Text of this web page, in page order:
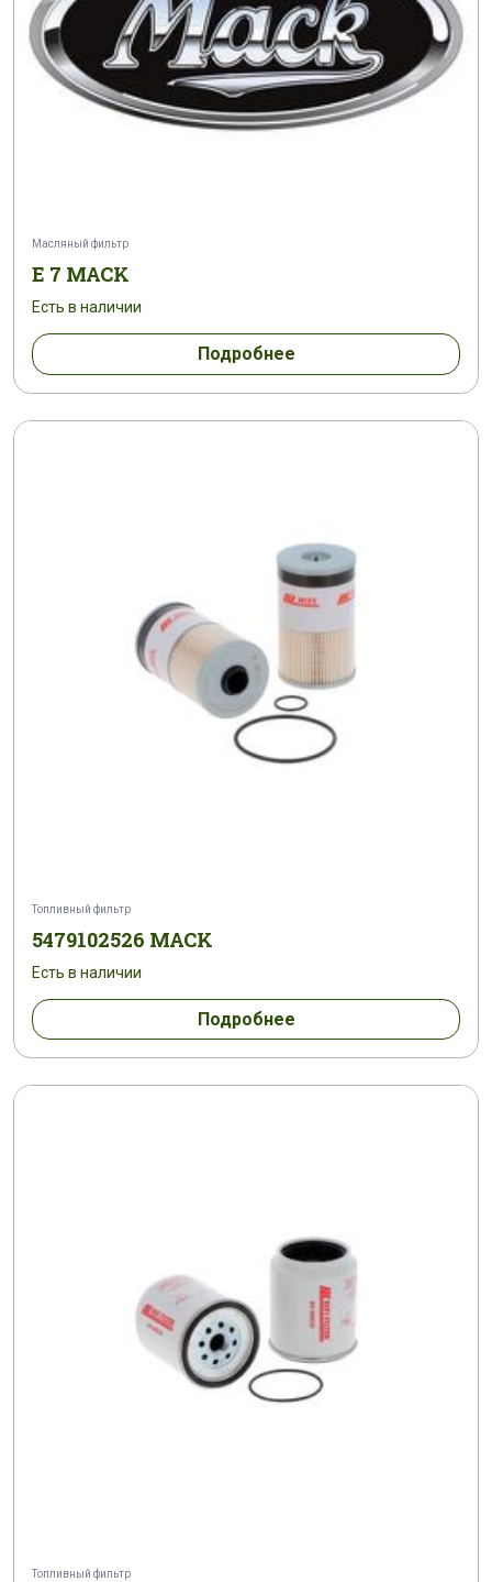
Масляный фильтр
E 7 MACK
Есть в наличии
Подробнее
Топливный фильтр
5479102526 MACK
Есть в наличии
Подробнее
Топливный фильтр